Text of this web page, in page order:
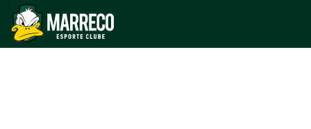
da Neva em
Cascavel